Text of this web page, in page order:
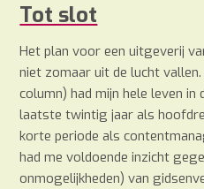
Tot slot
Het plan voor een uitgeverij
niet zomaar uit de lucht
column) had mijn hele leven
laatste twintig jaar als
korte periode als
had me voldoende inzicht
onmogelijkheden) van